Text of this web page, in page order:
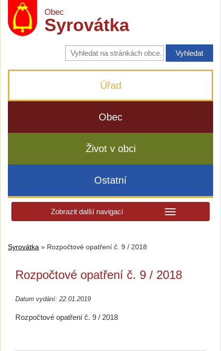
Obec
Syrovátka
Vyhledávání
na
stránkách
Úřad
Obec
Život v obci
Ostatní
Zobrazit další navigaci
Syrovátka » Rozpočtové opatření č. 9 / 2018
Rozpočtové opatření č. 9 / 2018
Datum vydání: 22.01.2019
Rozpočtové opatření č. 9 / 2018